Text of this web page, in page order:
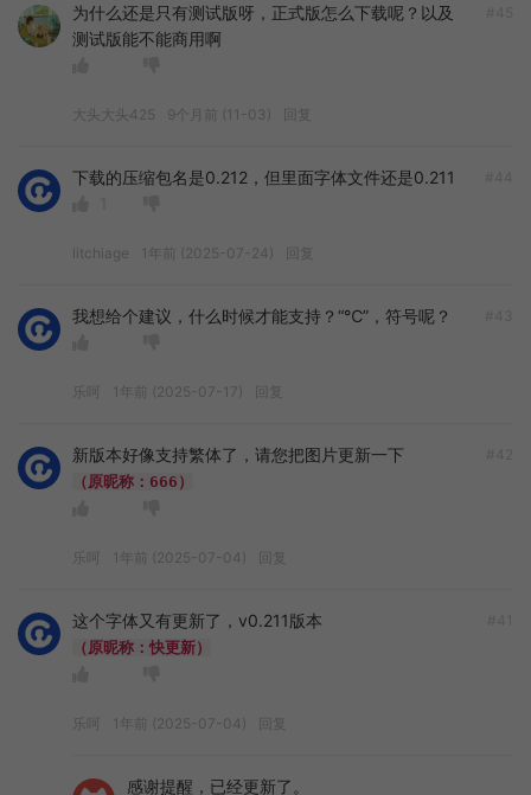
为什么还是只有测试版呀，正式版怎么下载呢？以及
测试版能不能商用啊
大头大头425 9个月前 (11-03) 回复
下载的压缩包名是0.212，但里面字体文件还是0.211
litchiage 1年前 (2025-07-24) 回复
我想给个建议，什么时候才能支持？“℃”，符号呢？
乐呵 1年前 (2025-07-17) 回复
新版本好像支持繁体了，请您把图片更新一下
（原昵称：666）
乐呵 1年前 (2025-07-04) 回复
这个字体又有更新了，v0.211版本
（原昵称：快更新）
乐呵 1年前 (2025-07-04) 回复
感谢提醒，已经更新了。